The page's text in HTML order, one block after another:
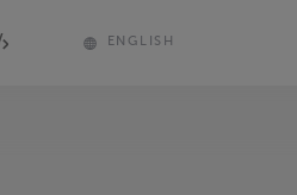
ENGLISH